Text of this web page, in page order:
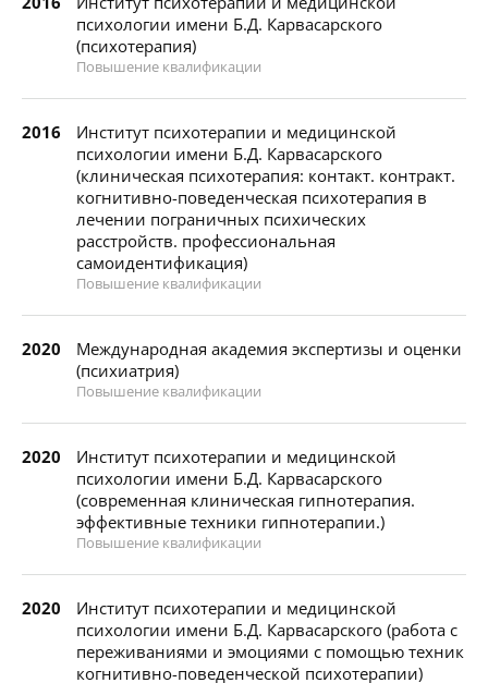
психологии имени Б.Д. Карвасарского
(психотерапия)
Повышение квалификации
2016
Институт психотерапии и медицинской
психологии имени Б.Д. Карвасарского
(клиническая психотерапия: контакт. контракт.
когнитивно-поведенческая психотерапия в
лечении пограничных психических
расстройств. профессиональная
самоидентификация)
Повышение квалификации
2020
Международная академия экспертизы и оценки
(психиатрия)
Повышение квалификации
2020
Институт психотерапии и медицинской
психологии имени Б.Д. Карвасарского
(современная клиническая гипнотерапия.
эффективные техники гипнотерапии.)
Повышение квалификации
2020
Институт психотерапии и медицинской
психологии имени Б.Д. Карвасарского (работа с
переживаниями и эмоциями с помощью техник
когнитивно-поведенческой психотерапии)